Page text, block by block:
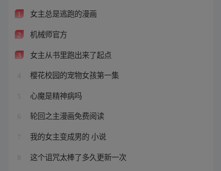
1 女主总是逃跑的漫画
2 机械师官方
3 女主从书里跑出来了起点
4 樱花校园的宠物女孩第一集
5 心魔是精神病吗
6 轮回之主漫画免费阅读
7 我的女主变成男的 小说
8 这个诅咒太棒了多久更新一次